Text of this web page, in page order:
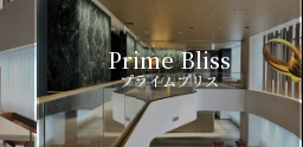
Prime Bliss
プライムブリス